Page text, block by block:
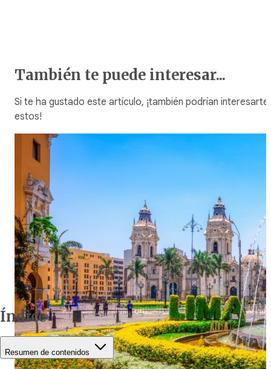
Índice
Resumen de contenidos
También te puede interesar...
Si te ha gustado este artículo, ¡también podrían interesarte
estos!